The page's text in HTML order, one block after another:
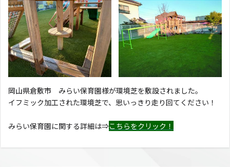
岡山県倉敷市 みらい保育園様が環境芝を敷設されました。
イフミック加工された環境芝で、思いっきり走り回てください！
みらい保育園に関する詳細は⇒こちらをクリック！